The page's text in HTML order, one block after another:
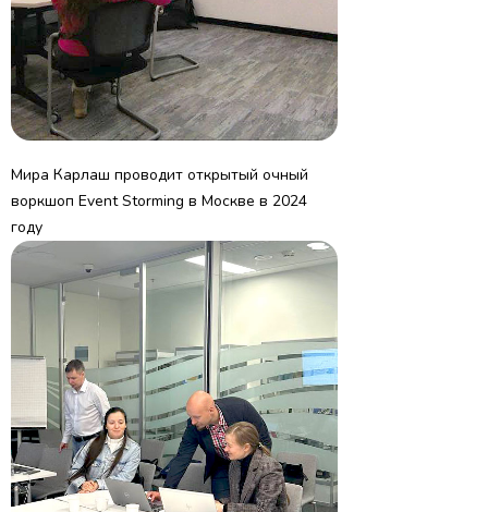
Мира Карлаш проводит открытый очный
воркшоп Event Storming в Москве в 2024
году